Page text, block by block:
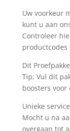
Uw voorkeur
kunt u aan
Controleer
productcodes
Dit
Tip; Vul dit
boosters
Unieke
Mocht u na
overgaan tot